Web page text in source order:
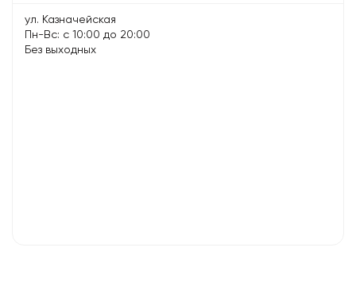
ул. Казначейская
Пн-Вс: с 10:00 до 20:00
Без выходных